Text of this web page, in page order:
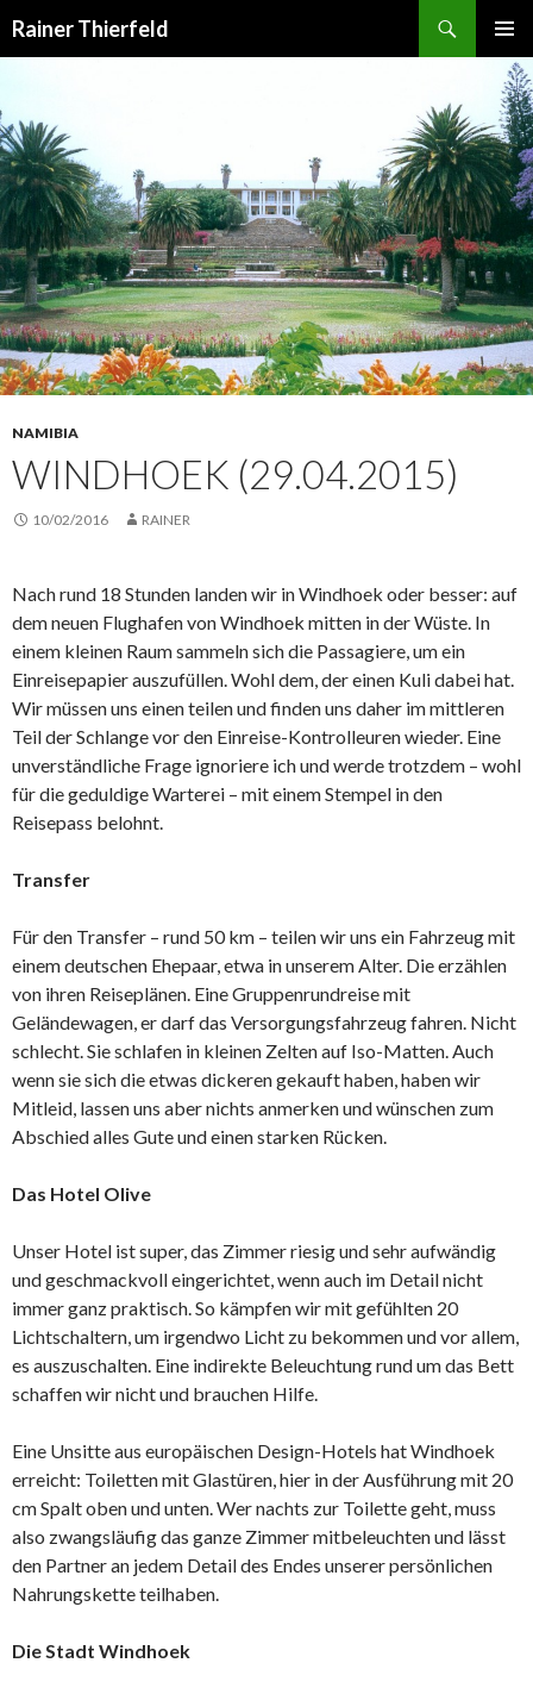
Rainer Thierfeld
MENÜ
NAMIBIA
WINDHOEK (29.04.2015)
10/02/2016 RAINER
Nach rund 18 Stunden landen wir in Windhoek oder besser: auf
dem neuen Flughafen von Windhoek mitten in der Wüste. In
einem kleinen Raum sammeln sich die Passagiere, um ein
Einreisepapier auszufüllen. Wohl dem, der einen Kuli dabei hat.
Wir müssen uns einen teilen und finden uns daher im mittleren
Teil der Schlange vor den Einreise-Kontrolleuren wieder. Eine
unverständliche Frage ignoriere ich und werde trotzdem – wohl
für die geduldige Warterei – mit einem Stempel in den
Reisepass belohnt.
Transfer
Für den Transfer – rund 50 km – teilen wir uns ein Fahrzeug mit
einem deutschen Ehepaar, etwa in unserem Alter. Die erzählen
von ihren Reiseplänen. Eine Gruppenrundreise mit
Geländewagen, er darf das Versorgungsfahrzeug fahren. Nicht
schlecht. Sie schlafen in kleinen Zelten auf Iso-Matten. Auch
wenn sie sich die etwas dickeren gekauft haben, haben wir
Mitleid, lassen uns aber nichts anmerken und wünschen zum
Abschied alles Gute und einen starken Rücken.
Das Hotel Olive
Unser Hotel ist super, das Zimmer riesig und sehr aufwändig
und geschmackvoll eingerichtet, wenn auch im Detail nicht
immer ganz praktisch. So kämpfen wir mit gefühlten 20
Lichtschaltern, um irgendwo Licht zu bekommen und vor allem,
es auszuschalten. Eine indirekte Beleuchtung rund um das Bett
schaffen wir nicht und brauchen Hilfe.
Eine Unsitte aus europäischen Design-Hotels hat Windhoek
erreicht: Toiletten mit Glastüren, hier in der Ausführung mit 20
cm Spalt oben und unten. Wer nachts zur Toilette geht, muss
also zwangsläufig das ganze Zimmer mitbeleuchten und lässt
den Partner an jedem Detail des Endes unserer persönlichen
Nahrungskette teilhaben.
Die Stadt Windhoek